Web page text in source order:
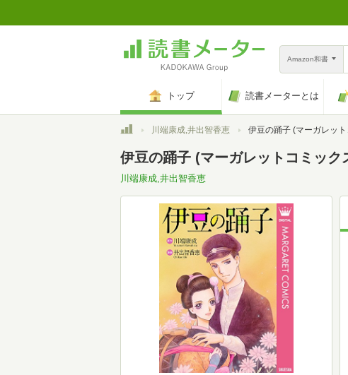
Amazon和書
トップ 読書メーターとは
トップ川端康成,井出智香恵 伊豆の踊子 (マーガレットコミッ
伊豆の踊子 (マーガレットコミッ
川端康成,井出智香恵